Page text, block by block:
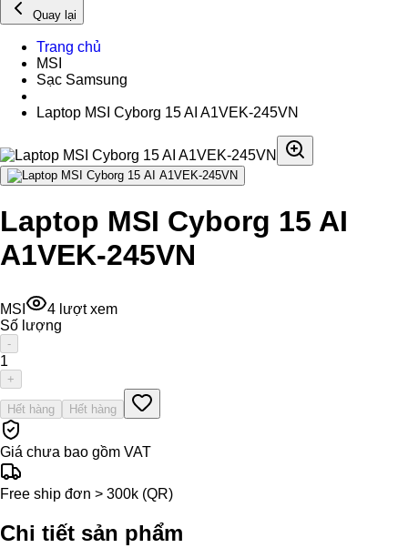
Quay lại
Trang chủ
MSI
Sạc Samsung
Laptop MSI Cyborg 15 AI A1VEK-245VN
Laptop MSI Cyborg 15 AI
A1VEK-245VN
MSI 4 lượt xem
Số lượng
-
1
+
Hết hàng Hết hàng
Giá chưa bao gồm VAT
Free ship đơn > 300k (QR)
Chi tiết sản phẩm